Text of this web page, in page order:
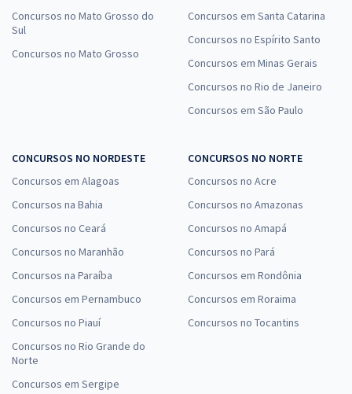
Comprar
Concursos no Mato Grosso do
Sul
Concursos no Mato Grosso
Concursos em Santa Catarina
Concursos no Espírito Santo
Concursos em Minas Gerais
Concursos no Rio de Janeiro
Concursos em São Paulo
CONCURSOS NO NORDESTE
Concursos em Alagoas
Concursos na Bahia
Concursos no Ceará
Concursos no Maranhão
Concursos na Paraíba
Concursos em Pernambuco
Concursos no Piauí
Concursos no Rio Grande do
Norte
Concursos em Sergipe
CONCURSOS NO NORTE
Concursos no Acre
Concursos no Amazonas
Concursos no Amapá
Concursos no Pará
Concursos em Rondônia
Concursos em Roraima
Concursos no Tocantins